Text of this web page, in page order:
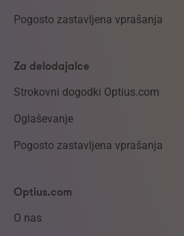
Pogosto zastavljena vprašanja
Za delodajalce
Strokovni dogodki Optius.com
Oglaševanje
Pogosto zastavljena vprašanja
Optius.com
O nas